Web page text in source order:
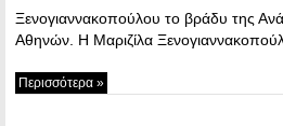
Ξενογιαννακοπούλου το βράδυ της
Αθηνών. Η Μαριζίλα
Περισσότερα »